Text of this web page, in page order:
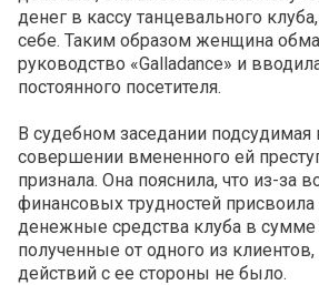
денег в кассу танцевального
себе. Таким образом женщина
руководство «Galladance» и
постоянного посетителя.
В судебном заседании подсудимая
совершении вмененного ей
признала. Она пояснила, что из-за
финансовых трудностей
денежные средства клуба в сумме
полученные от одного из
действий с ее стороны не было.